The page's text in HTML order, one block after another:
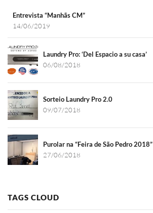
Entrevista “Manhãs CM”
14/06/2019
Laundry Pro: ‘Del Espacio a su casa’
06/08/2018
Sorteio Laundry Pro 2.0
09/07/2018
Purolar na “Feira de São Pedro 2018”
27/06/2018
TAGS CLOUD